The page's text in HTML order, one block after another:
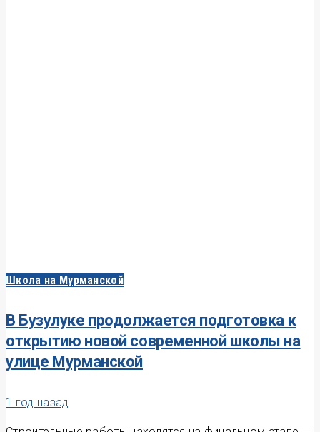
Школа на Мурманской
В Бузулуке продолжается подготовка к
открытию новой современной школы на
улице Мурманской
1 год назад